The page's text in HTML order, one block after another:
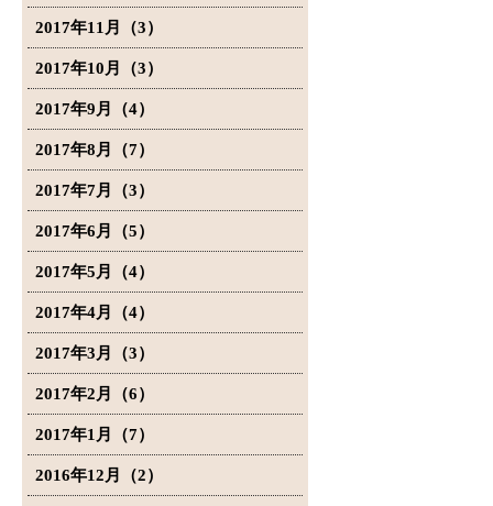
2017年11月（3）
2017年10月（3）
2017年9月（4）
2017年8月（7）
2017年7月（3）
2017年6月（5）
2017年5月（4）
2017年4月（4）
2017年3月（3）
2017年2月（6）
2017年1月（7）
2016年12月（2）